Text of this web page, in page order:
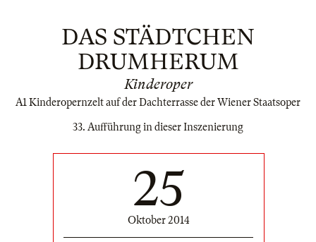
DAS STÄDTCHEN
DRUMHERUM
Kinderoper
A1 Kinderopernzelt auf der Dachterrasse der Wiener Staatsoper
33. Aufführung in dieser Inszenierung
25
Oktober 2014